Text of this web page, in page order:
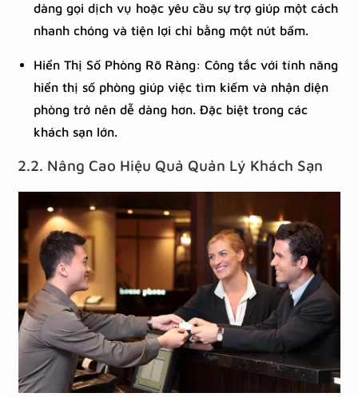
dàng gọi dịch vụ hoặc yêu cầu sự trợ giúp một cách
nhanh chóng và tiện lợi chỉ bằng một nút bấm.
Hiển Thị Số Phòng Rõ Ràng: Công tắc với tính năng
hiển thị số phòng giúp việc tìm kiếm và nhận diện
phòng trở nên dễ dàng hơn. Đặc biệt trong các
khách sạn lớn.
2.2. Nâng Cao Hiệu Quả Quản Lý Khách Sạn